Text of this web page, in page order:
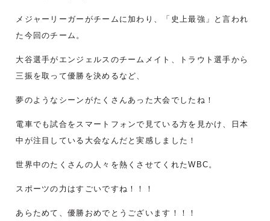
メジャーリーガーがチームに加わり、「史上最強」と言われ
た今回のチーム。
大谷選手がエンジェルスのチームメイト、トラウト選手から
三振を取って優勝を決めるなど、
夢のようなシーンがたくさんあった大会でしたね！
電車でも試合をスマートフォンで見ている方を見かけ、日本
中が注目している大会なんだと実感しました！
世界中のたくさんの人々を熱くさせてくれたWBC。
スポーツの力はすごいですね！！！
あらためて、優勝おめでとうございます！！！